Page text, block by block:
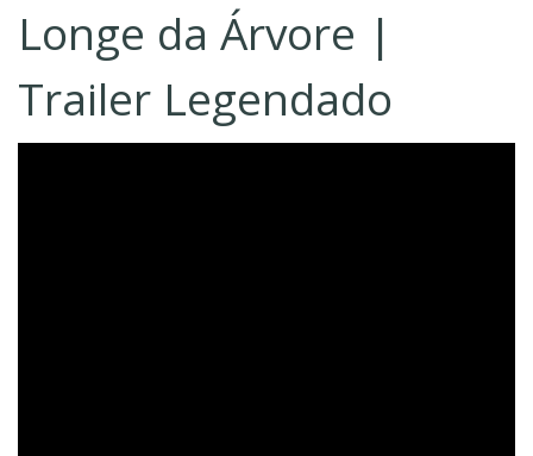
Longe da Árvore |
Trailer Legendado